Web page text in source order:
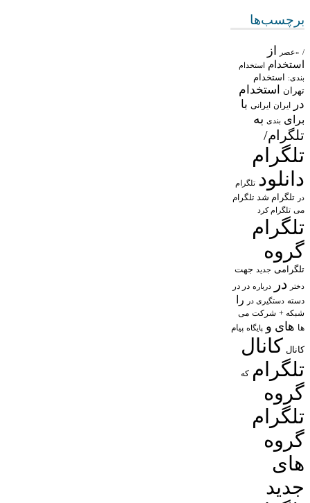
برچسب‌ها
/ «عصر از
استخدام استخدام
بندی: استخدام
تهران
استخدام
در
ایران ایرانی با
برای بندی به
تلگرام/
تلگرام
دانلود تلگرام
در تلگرام شد تلگرام
می تلگرام کرد
تلگرام
گروه
تلگرامی جدید جهت
دختر در درباره در در
دسته دستگیری در را
شبکه + شرکت می
ها های و پایگاه پیام
کانال کانال
تلگرام که
گروه
تلگرام
گروه
های
جدید